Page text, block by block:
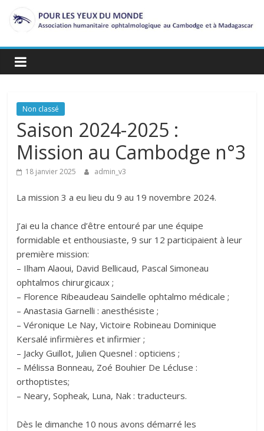
Non classé
Saison 2024-2025 :
Mission au Cambodge n°3
18 janvier 2025 admin_v3
La mission 3 a eu lieu du 9 au 19 novembre 2024.
J’ai eu la chance d’être entouré par une équipe
formidable et enthousiaste, 9 sur 12 participaient à leur
première mission:
– Ilham Alaoui, David Bellicaud, Pascal Simoneau
ophtalmos chirurgicaux ;
– Florence Ribeaudeau Saindelle ophtalmo médicale ;
– Anastasia Garnelli : anesthésiste ;
– Véronique Le Nay, Victoire Robineau Dominique
Kersalé infirmières et infirmier ;
– Jacky Guillot, Julien Quesnel : opticiens ;
– Mélissa Bonneau, Zoé Bouhier De Lécluse :
orthoptistes;
– Neary, Sopheak, Luna, Nak : traducteurs.
Dès le dimanche 10 nous avons démarré les